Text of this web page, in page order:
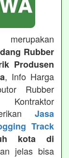
Rubber
Produsen
, Info Harga
Rubber
Jasa
Track
kota di
jelas bisa